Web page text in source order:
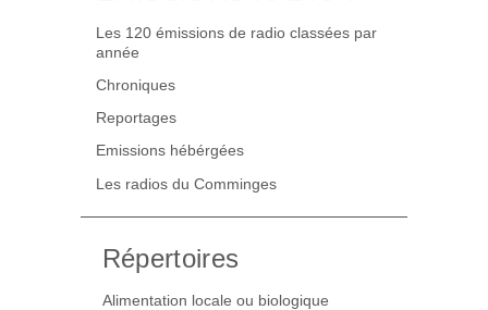
Les 120 émissions de radio classées par
année
Chroniques
Reportages
Emissions hébérgées
Les radios du Comminges
Répertoires
Alimentation locale ou biologique